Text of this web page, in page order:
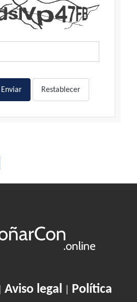
Enviar Restablecer
Aviso legal
Política